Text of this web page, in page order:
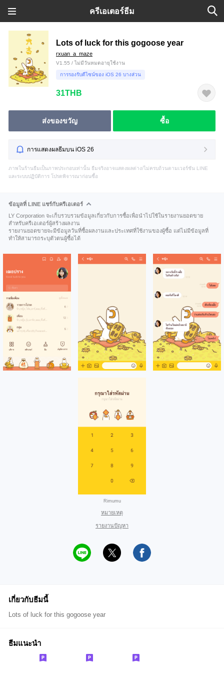
ครีเอเตอร์ธีม
Lots of luck for this gogoose year
rxuan_a_maze
V1.55 / ไม่มีวันหมดอายุใช้งาน
การรองรับดีไซน์ของ iOS 26 บางส่วน
31THB
ส่งของขวัญ ซื้อ
การแสดงผลธีมบน iOS 26
ภาพในร้านธีมเป็นภาพประกอบเท่านั้น ธีมจริงอาจแสดงผลต่าง/ไม่ครบถ้วนตามเวอร์ชัน LINE
และระบบปฏิบัติการ โปรดพิจารณาก่อนซื้อ
ข้อมูลที่ LINE แชร์กับครีเอเตอร์
LY Corporation จะเก็บรวบรวมข้อมูลเกี่ยวกับการซื้อเพื่อนำไปใช้ในรายงานยอดขาย
สำหรับครีเอเตอร์ผู้สร้างผลงาน
รายงานยอดขายจะมีข้อมูลวันที่ซื้อผลงานและประเทศที่ใช้งานของผู้ซื้อ แต่ไม่มีข้อมูลที่
ทำให้สามารถระบุตัวตนผู้ซื้อได้
Rimumu
หมายเหตุ
รายงานปัญหา
เกี่ยวกับธีมนี้
Lots of luck for this gogoose year
ธีมแนะนำ